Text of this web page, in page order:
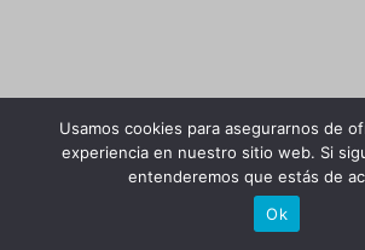
Usamos cookies para asegurarnos de
experiencia en nuestro sitio web. Si
entenderemos que estás de
Ok